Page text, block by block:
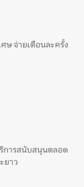
ษ จ่ายเดือนละครั้ง
การสนับสนุนตลอด
ยาว